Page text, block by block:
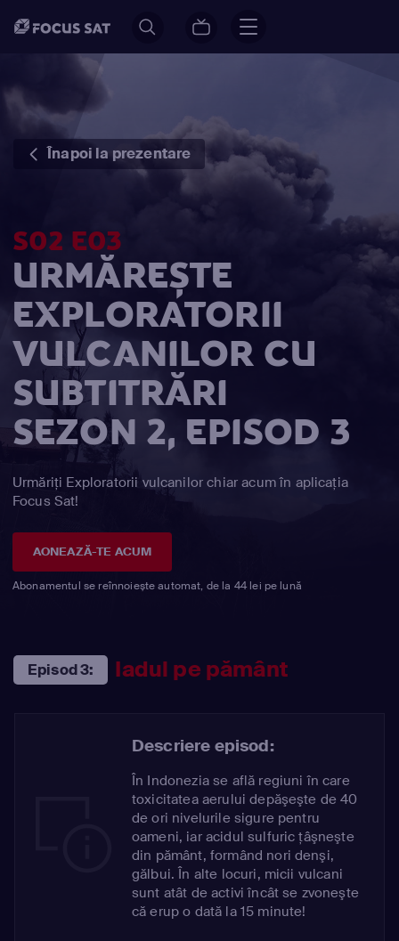
Înapoi la prezentare
S02 E03
URMĂREȘTE
EXPLORATORII
VULCANILOR CU
SUBTITRĂRI
SEZON 2, EPISOD 3
Urmăriți Exploratorii vulcanilor chiar acum în aplicația
Focus Sat!
AONEAZĂ-TE ACUM
Abonamentul se reînnoiește automat, de la 44 lei pe lună
Episod 3: Iadul pe pământ
Descriere episod:
În Indonezia se află regiuni în care
toxicitatea aerului depăşeşte de 40
de ori nivelurile sigure pentru
oameni, iar acidul sulfuric ţâşneşte
din pământ, formând nori denşi,
gălbui. În alte locuri, micii vulcani
sunt atât de activi încât se zvoneşte
că erup o dată la 15 minute!